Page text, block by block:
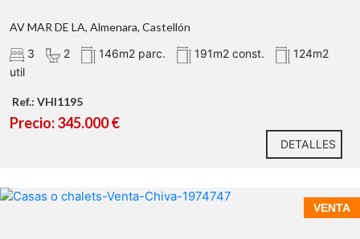
AV MAR DE LA, Almenara, Castellón
3
2 146m2 parc. 191m2 const.
124m2
util
Ref.: VHI1195
Precio: 345.000 €
DETALLES
VENTA